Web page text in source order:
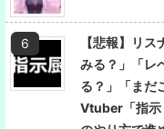
【悲報】リ
みる？」「レ
る？」「まだ
Vtuber「指示